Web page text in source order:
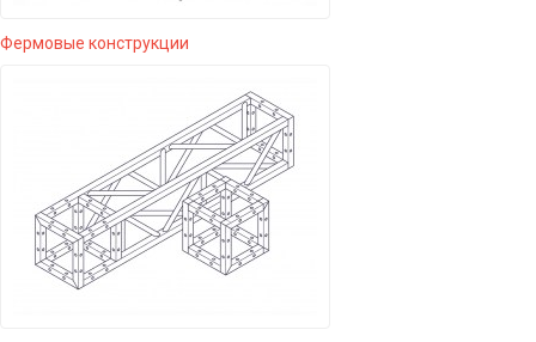
Фермовые конструкции